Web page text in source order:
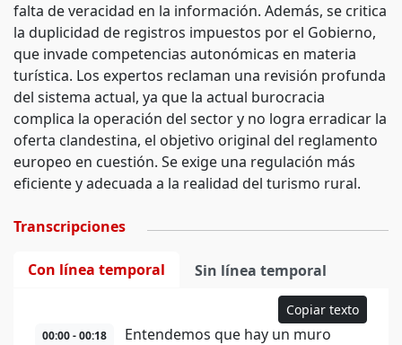
falta de veracidad en la información. Además, se critica
la duplicidad de registros impuestos por el Gobierno,
que invade competencias autonómicas en materia
turística. Los expertos reclaman una revisión profunda
del sistema actual, ya que la actual burocracia
complica la operación del sector y no logra erradicar la
oferta clandestina, el objetivo original del reglamento
europeo en cuestión. Se exige una regulación más
eficiente y adecuada a la realidad del turismo rural.
Transcripciones
Con línea temporal Sin línea temporal
Copiar texto
00:00 - 00:18
Entendemos que hay un muro